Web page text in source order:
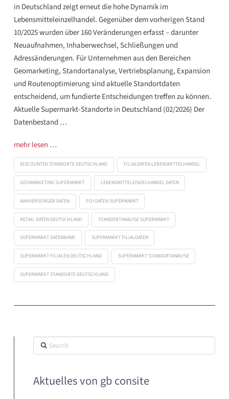
in Deutschland zeigt erneut die hohe Dynamik im
Lebensmitteleinzelhandel. Gegenüber dem vorherigen Stand
10/2025 wurden über 160 Veränderungen erfasst – darunter
Neuaufnahmen, Inhaberwechsel, Schließungen und
Adressänderungen. Für Unternehmen aus den Bereichen
Geomarketing, Standortanalyse, Vertriebsplanung, Expansion
und Routenoptimierung sind aktuelle Standortdaten
entscheidend, um fundierte Entscheidungen treffen zu können.
Aktuelle Supermarkt-Standorte in Deutschland (02/2026) Der
Datenbestand …
mehr lesen …
DISCOUNTER STANDORTE DEUTSCHLAND FILIALDATEN LEBENSMITTELHANDEL
GEOMARKETING SUPERMARKT LEBENSMITTELEINZELHANDEL DATEN
NAHVERSORGER DATEN POI DATEN SUPERMARKT
RETAIL DATEN DEUTSCHLAND STANDORTANALYSE SUPERMARKT
SUPERMARKT DATENBANK SUPERMARKT FILIALDATEN
SUPERMARKT FILIALEN DEUTSCHLAND SUPERMARKT STANDORTANALYSE
SUPERMARKT STANDORTE DEUTSCHLAND
Search
Aktuelles von gb consite